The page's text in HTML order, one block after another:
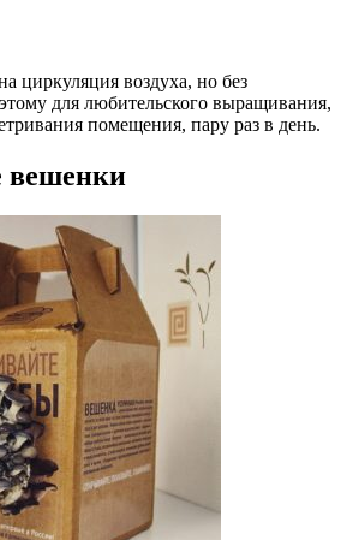
циркуляция воздуха, но без
для любительского выращивания,
помещения, пару раз в день.